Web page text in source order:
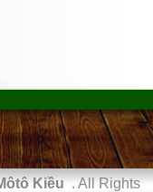
Kiều. All Rights